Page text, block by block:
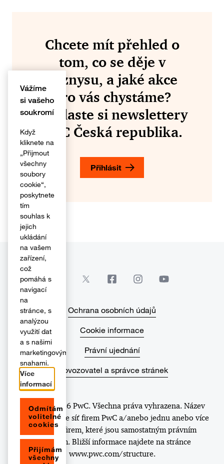
Chcete mít přehled o
tom, co se děje v
byznysu, a jaké akce
pro vás chystáme?
Přihlaste si newslettery
PwC Česká republika.
Přihlásit
Ochrana osobních údajů
Cookie informace
Právní ujednání
Provozovatel a správce stránek
© 2017 - 2026 PwC. Všechna práva vyhrazena. Název
„PwC“ označuje síť firem PwC a/anebo jednu anebo více
členských firem, které jsou samostatným právním
subjektem. Bližší informace najdete na stránce
www.pwc.com/structure.
Vážíme
si vašeho
soukromí
Když
kliknete na
„Přijmout
všechny
soubory
cookie“,
poskytnete
tím
souhlas k
jejich
ukládání
na vašem
zařízení,
což
pomáhá s
navigací
na
stránce, s
analýzou
využití dat
a s našimi
marketingovými
snahami.
Více
informací
Odmítám
volitelné
cookies
Přijímám
všechny